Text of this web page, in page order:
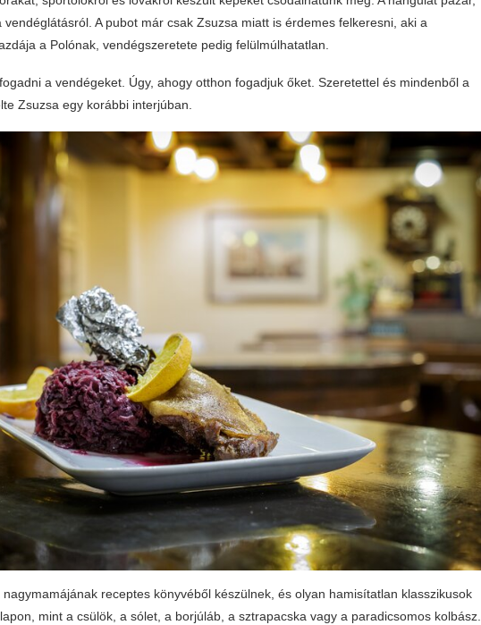
vendéglátásról. A pubot már csak Zsuzsa miatt is érdemes felkeresni, aki a
a Polónak, vendégszeretete pedig felülmúlhatatlan.
a vendégeket. Úgy, ahogy otthon fogadjuk őket. Szeretettel és mindenből a
Zsuzsa egy korábbi interjúban.
receptes könyvéből készülnek, és olyan hamisítatlan klasszikusok
mint a csülök, a sólet, a borjúláb, a sztrapacska vagy a paradicsomos kolbász.